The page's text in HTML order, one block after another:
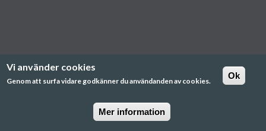
Vi använder cookies
Genom att surfa vidare godkänner du användanden av cookies.
Ok
Mer information